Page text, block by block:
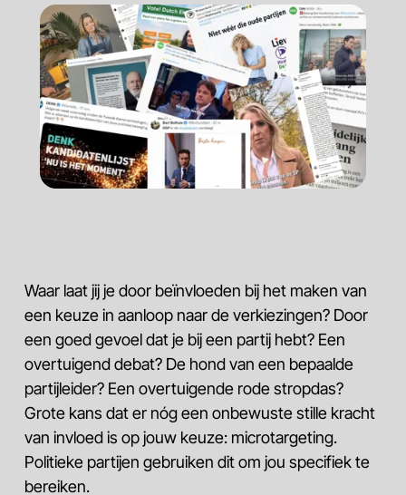
Waar laat jij je door beïnvloeden bij het maken van
een keuze in aanloop naar de verkiezingen? Door
een goed gevoel dat je bij een partij hebt? Een
overtuigend debat? De hond van een bepaalde
partijleider? Een overtuigende rode stropdas?
Grote kans dat er nóg een onbewuste stille kracht
van invloed is op jouw keuze: microtargeting.
Politieke partijen gebruiken dit om jou specifiek te
bereiken.